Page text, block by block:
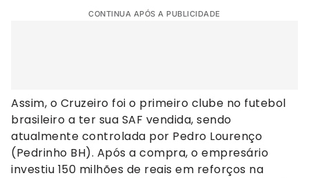
CONTINUA APÓS A PUBLICIDADE
Assim, o Cruzeiro foi o primeiro clube no futebol
brasileiro a ter sua SAF vendida, sendo
atualmente controlada por Pedro Lourenço
(Pedrinho BH). Após a compra, o empresário
investiu 150 milhões de reais em reforços na